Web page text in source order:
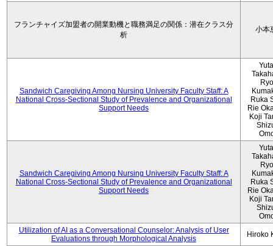
フランチャイズ加盟者の開業動機と職務満足の関係：潜在クラス分
析
小本
Sandwich Caregiving Among Nursing University Faculty Staff: A
National Cross-Sectional Study of Prevalence and Organizational
Support Needs
Ruka
Rie
Koji
Sandwich Caregiving Among Nursing University Faculty Staff: A
National Cross-Sectional Study of Prevalence and Organizational
Support Needs
Ruka
Rie
Koji
Utilization of AI as a Conversational Counselor: Analysis of User
Evaluations through Morphological Analysis
Hiroko